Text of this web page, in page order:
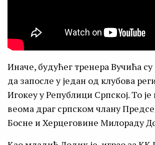
Иначе, будућег тренера Вучића
да запосле у један од клубова
Игокеу у Републици Српској. То је
веома драг српском члану
Босне и Херцеговине Милораду